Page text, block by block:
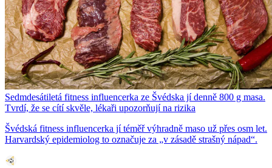
Sedmdesátiletá fitness influencerka ze Švédska jí denně 800 g masa.
Tvrdí, že se cítí skvěle, lékaři upozorňují na rizika
Švédská fitness influencerka jí téměř výhradně maso už přes osm let.
Harvardský epidemiolog to označuje za „v zásadě strašný nápad“.